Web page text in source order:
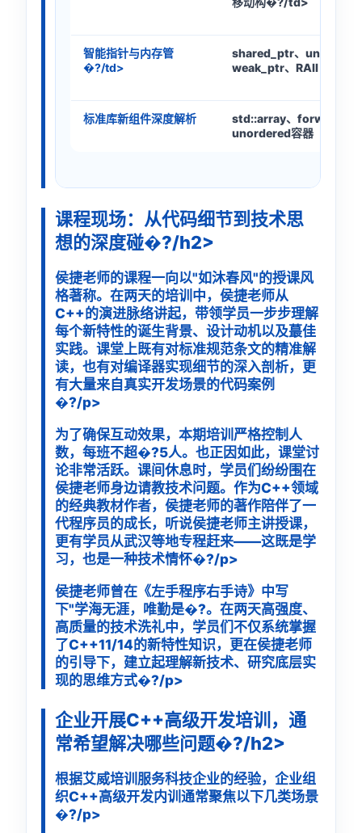
智能指针与内存管
�?/td>
shared_ptr、
weak_ptr、RAII
标准库新组件深度解析
std::array、
unordered容器
课程现场：从代码细节到技术思
想的深度碰�?/h2>
侯捷老师的课程一向以"如沐春风"的授课风
格著称。在两天的培训中，侯捷老师从
C++的演进脉络讲起，带领学员一步步理解
每个新特性的诞生背景、设计动机以及蕞佳
实践。课堂上既有对标准规范条文的精准解
读，也有对编译器实现细节的深入剖析，更
有大量来自真实开发场景的代码案例
�?/p>
为了确保互动效果，本期培训严格控制人
数，每班不超�?5人。也正因如此，课堂讨
论非常活跃。课间休息时，学员们纷纷围在
侯捷老师身边请教技术问题。作为C++领域
的经典教材作者，侯捷老师的著作陪伴了一
代程序员的成长，听说侯捷老师主讲授课，
更有学员从武汉等地专程赶来——这既是学
习，也是一种技术情怀�?/p>
侯捷老师曾在《左手程序右手诗》中写
下"学海无涯，唯勤是�?。在两天高强度、
高质量的技术洗礼中，学员们不仅系统掌握
了C++11/14的新特性知识，更在侯捷老师
的引导下，建立起理解新技术、研究底层实
现的思维方式�?/p>
企业开展C++高级开发培训，通
常希望解决哪些问题�?/h2>
根据艾威培训服务科技企业的经验，企业组
织C++高级开发内训通常聚焦以下几类场景
�?/p>